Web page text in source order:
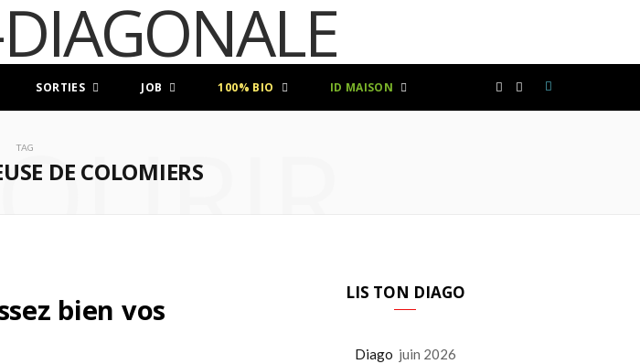
SORTIES JOB 100% BIO ID MAISON
TAG
DE COLOMIERS
bien vos
LIS TON DIAGO
Diago juin 2026